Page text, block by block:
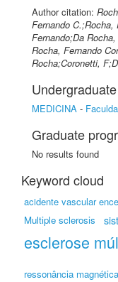
Author citation:
Fernando
Fernando;Da
Rocha, Fernando
Rocha;Coronetti,
MEDICINA -
Graduate
No results found
Keyword cloud
acidente vascular
Multiple sclerosis
esclerose
ressonância magnética